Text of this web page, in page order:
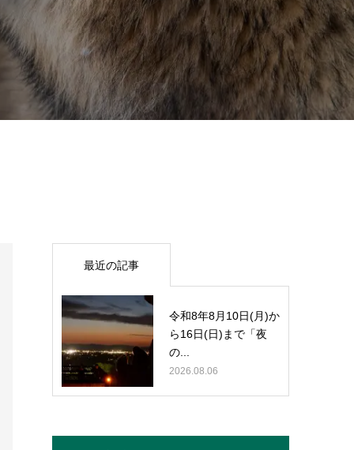
最近の記事
令和8年8月10日(月)か
ら16日(日)まで「夜
の...
2026.08.06